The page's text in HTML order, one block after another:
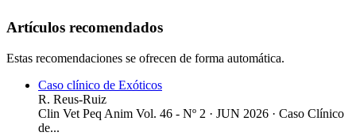
Artículos recomendados
Estas recomendaciones se ofrecen de forma automática.
Caso clínico de Exóticos
R. Reus-Ruiz
Clin Vet Peq Anim Vol. 46 - Nº 2 · JUN 2026 · Caso Clínico
de...